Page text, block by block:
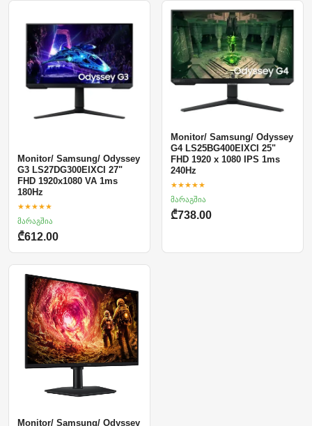
Monitor/ Samsung/ Odyssey
G3 LS27DG300EIXCI 27"
FHD 1920x1080 VA 1ms
180Hz
★★★★★
მარაგშია
₾612.00
Monitor/ Samsung/ Odyssey
G4 LS25BG400EIXCI 25"
FHD 1920 x 1080 IPS 1ms
240Hz
★★★★★
მარაგშია
₾738.00
Monitor/ Samsung/ Odyssey